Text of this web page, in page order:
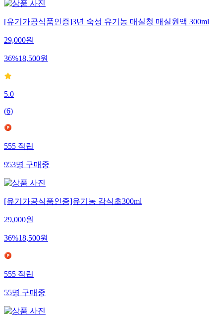
[유기가공식품인증]3년 숙성 유기농 매실청 매실원액 300ml
29,000원
36%18,500원
5.0
(6)
555 적립
953명 구매중
[유기가공식품인증]유기농 감식초300ml
29,000원
36%18,500원
555 적립
55명 구매중